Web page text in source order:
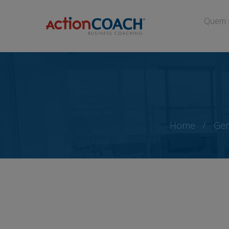
Quem
Home